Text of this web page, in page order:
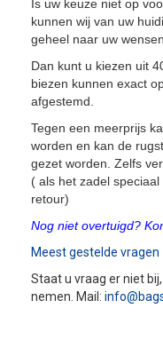
Is uw keuze niet op
kunnen wij van uw
geheel naar uw
Dan kunt u kiezen uit
biezen kunnen exact
afgestemd.
Tegen een meerprijs
worden en kan de
gezet worden. Zelfs
( als het zadel
retour)
Nog niet overtuigd?
Meest gestelde vragen
Staat u vraag er niet
nemen. Mail: